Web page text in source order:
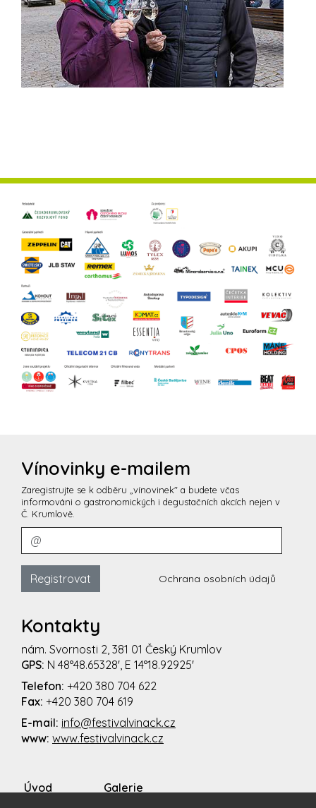
Vínovinky e-mailem
Zaregistrujte se k odběru „vínovinek" a budete včas
informováni o gastronomických i degustačních akcích nejen v
Č. Krumlově.
Registrovat Ochrana osobních údajů
Kontakty
nám. Svornosti 2, 381 01 Český Krumlov
GPS: N 48°48.65328', E 14°18.92925'
Telefon: +420 380 704 622
Fax: +420 380 704 619
E-mail: info@festivalvinack.cz
www: www.festivalvinack.cz
Úvod
Galerie